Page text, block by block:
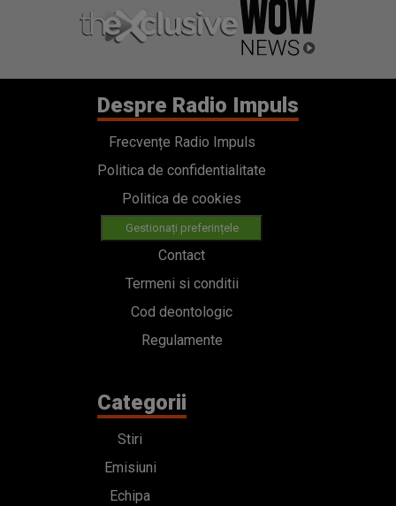
Despre Radio Impuls
Frecvențe Radio Impuls
Politica de confidentialitate
Politica de cookies
Gestionați preferințele
Contact
Termeni si conditii
Cod deontologic
Regulamente
Categorii
Stiri
Emisiuni
Echipa